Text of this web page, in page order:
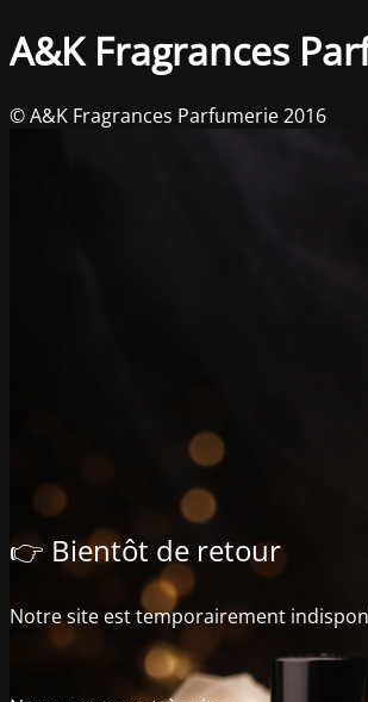
A&K Fragrances
👉 Bientôt de retour
Notre site est temporairement
© A&K Fragrances Parfumerie 2016